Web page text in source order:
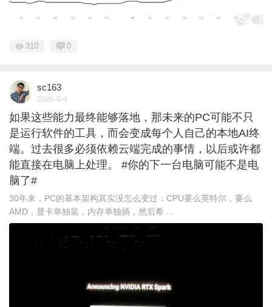
310 0
sc163
2026-6-4
如果这些能力最终能够落地，那未来的PC可能不只
是运行软件的工具，而会变成每个人自己的本地AI终
端。过去很多必须依赖云端完成的事情，以后或许都
能直接在电脑上处理。 #你的下一台电脑可能不是电
脑了#
30年来，PC的基本架构其实没怎么变过：CPU要么英特尔，要么
AMD，显卡单独装，内存单独插，然后希 ...